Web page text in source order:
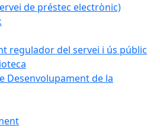
de préstec electrònic)
regulador del servei i ús públic
Desenvolupament de la